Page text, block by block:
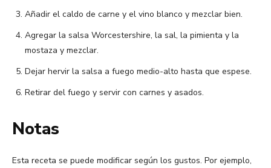
Añadir el caldo de carne y el vino blanco y mezclar bien.
Agregar la salsa Worcestershire, la sal, la pimienta y la
mostaza y mezclar.
Dejar hervir la salsa a fuego medio-alto hasta que espese.
Retirar del fuego y servir con carnes y asados.
Notas
Esta receta se puede modificar según los gustos. Por ejemplo,